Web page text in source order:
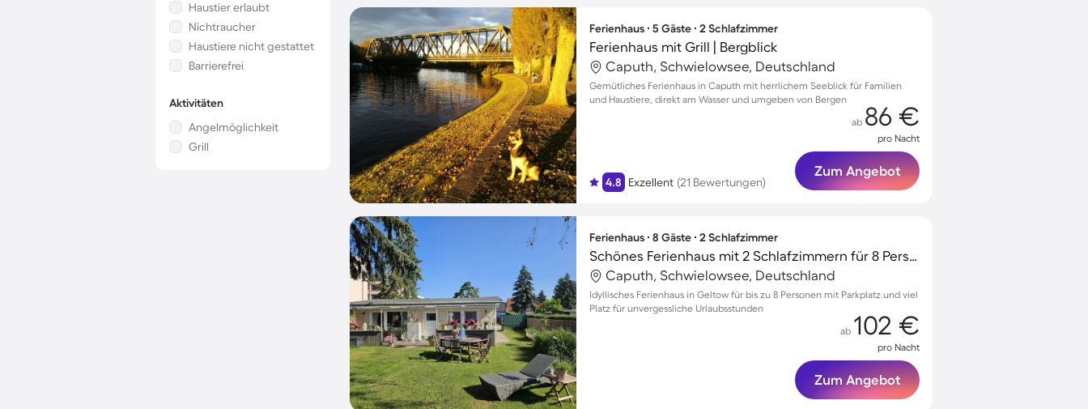
Haustier erlaubt
Nichtraucher
Haustiere nicht gestattet
Barrierefrei
Aktivitäten
Angelmöglichkeit
Grill
Ferienhaus ∙ 5 Gäste ∙ 2 Schlafzimmer
Ferienhaus mit Grill | Bergblick
Caputh, Schwielowsee, Deutschland
Gemütliches Ferienhaus in Caputh mit herrlichem Seeblick für Familien
und Haustiere, direkt am Wasser und umgeben von Bergen
4.8 Exzellent (21 Bewertungen)
ab 86 €
pro Nacht
Zum Angebot
Ferienhaus ∙ 8 Gäste ∙ 2 Schlafzimmer
Schönes Ferienhaus mit 2 Schlafzimmern für 8 Personen
Caputh, Schwielowsee, Deutschland
Idyllisches Ferienhaus in Geltow für bis zu 8 Personen mit Parkplatz und viel
Platz für unvergessliche Urlaubsstunden
ab 102 €
pro Nacht
Zum Angebot